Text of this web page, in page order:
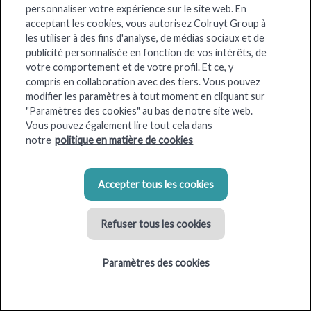
Colruyt Group Real Estateest uneéquipe multidisciplinaire
d’expertsdont l’expérience se transmet depuis plus de 50 ans.
Nous répondons ensemble auxbesoins immobiliers de toutes
les marques et enseignes de Colruyt Group, notamment
Colruyt Meilleurs Prix, DreamLand, Dreambaby, Bio-Planet,
OKay, DATS 24, Spar, Bike Republic.
Colruyt Group Real Estate part à la recherche de terrains,
s’occupe de l'obtention des permis et autorisations
personnaliser votre expérience sur le site web. En
acceptant les cookies, vous autorisez Colruyt Group à
les utiliser à des fins d'analyse, de médias sociaux et de
publicité personnalisée en fonction de vos intérêts, de
votre comportement et de votre profil. Et ce, y
compris en collaboration avec des tiers. Vous pouvez
modifier les paramètres à tout moment en cliquant sur
"Paramètres des cookies" au bas de notre site web.
Vous pouvez également lire tout cela dans
notre politique en matière de cookies
Accepter tous les cookies
Refuser tous les cookies
Paramètres des cookies